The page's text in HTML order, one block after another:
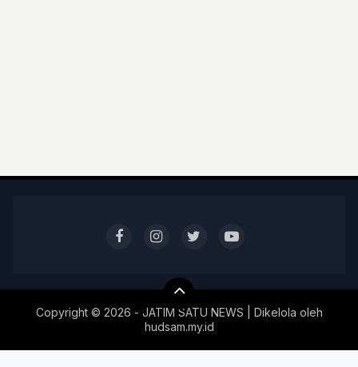
Copyright © 2026 - JATIM SATU NEWS | Dikelola oleh
hudsam.my.id